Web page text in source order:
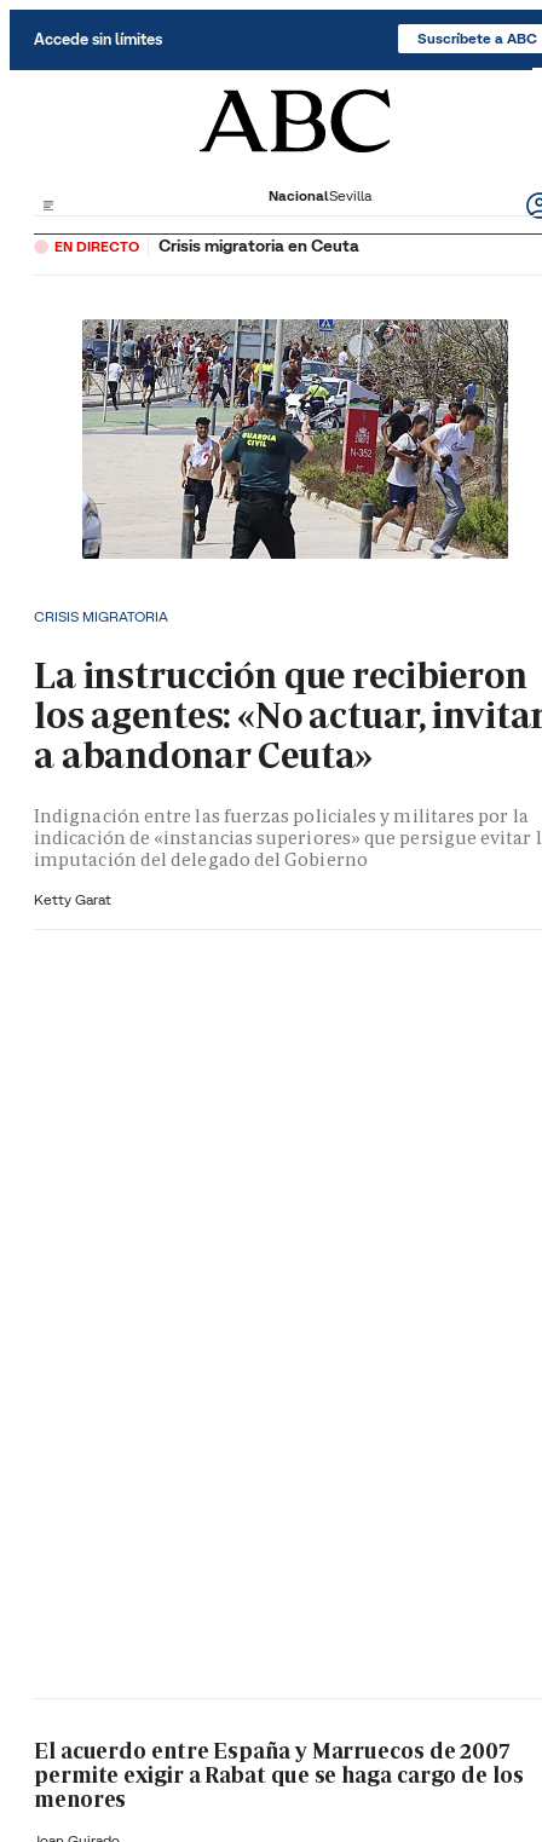
Accede sin límites Suscríbete a ABC
NacionalSevilla
EN DIRECTO Crisis migratoria en Ceuta
CRISIS MIGRATORIA
La instrucción que recibieron
los agentes: «No actuar,
a abandonar Ceuta»
Indignación entre las fuerzas policiales y militares por la
indicación de «instancias superiores» que persigue evitar
imputación del delegado del Gobierno
Ketty Garat
El acuerdo entre España y Marruecos de 2007
permite exigir a Rabat que se haga cargo de los
menores